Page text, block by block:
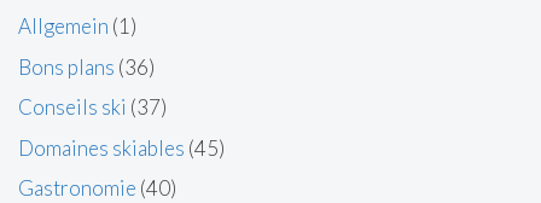
Allgemein (1)
Bons plans (36)
Conseils ski (37)
Domaines skiables (45)
Gastronomie (40)